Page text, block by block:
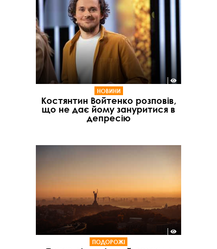
НОВИНИ
Костянтин Войтенко розповів,
що не дає йому зануритися в
депресію
ПОДОРОЖІ